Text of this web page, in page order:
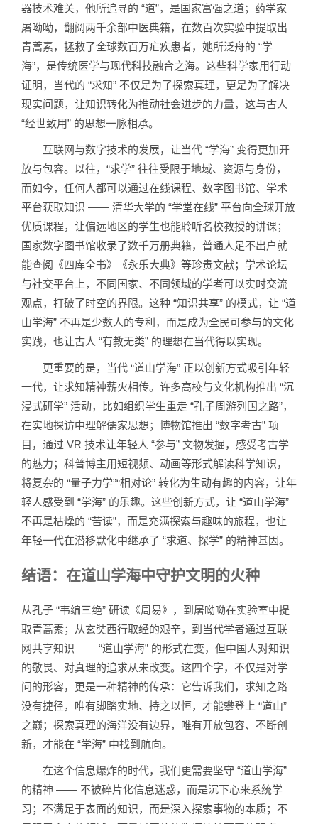
器技术难关，他所追寻的 “道”，是国家富强之道；药学家
屠呦呦，翻阅两千余部中医典籍，在数百次实验中提取出
青蒿素，拯救了全球数百万疟疾患者，她所泛舟的 “学
海”，是传统医学与现代科技融合之海。这些科学家用行动
证明，当代的 “求知” 不仅是为了探索真理，更是为了解决
现实问题，让知识转化为推动社会进步的力量，这与古人
“经世致用” 的思想一脉相承。
互联网与数字技术的发展，让当代 “学海” 变得更加开
放与包容。以往，“求学” 往往受限于地域、资源与身份，
而如今，任何人都可以通过在线课程、数字图书馆、学术
平台获取知识 —— 清华大学的 “学堂在线” 平台向全球开放
优质课程，让偏远地区的学生也能聆听名校教授的讲课；
国家数字图书馆收录了数千万册典籍，普通人足不出户就
能查阅《四库全书》《永乐大典》等珍贵文献；学术论坛
与社交平台上，不同国家、不同领域的学者可以实时交流
观点，打破了时空的界限。这种 “知识共享” 的模式，让 “道
山学海” 不再是少数人的专利，而是成为全民可参与的文化
实践，也让古人 “有教无类” 的理想在当代得以实现。
更重要的是，当代 “道山学海” 正以创新方式吸引年轻
一代，让求知精神薪火相传。许多高校与文化机构推出 “沉
浸式研学” 活动，比如组织学生重走 “孔子周游列国之路”，
在实地探访中理解儒家思想；博物馆推出 “数字考古” 项
目，通过 VR 技术让年轻人 “参与” 文物发掘，感受考古学
的魅力；科普博主用短视频、动画等形式解读科学知识，
将复杂的 “量子力学”“相对论” 转化为生动有趣的内容，让年
轻人感受到 “学海” 的乐趣。这些创新方式，让 “道山学海”
不再是枯燥的 “苦读”，而是充满探索与趣味的旅程，也让
年轻一代在潜移默化中继承了 “求道、探学” 的精神基因。
结语：在道山学海中守护文明的火种
从孔子 “韦编三绝” 研读《周易》，到屠呦呦在实验室中提
取青蒿素；从玄奘西行取经的艰辛，到当代学者通过互联
网共享知识 ——“道山学海” 的形式在变，但中国人对知识
的敬畏、对真理的追求从未改变。这四个字，不仅是对学
问的形容，更是一种精神的传承：它告诉我们，求知之路
没有捷径，唯有脚踏实地、持之以恒，才能攀登上 “道山”
之巅；探索真理的海洋没有边界，唯有开放包容、不断创
新，才能在 “学海” 中找到航向。
在这个信息爆炸的时代，我们更需要坚守 “道山学海”
的精神 —— 不被碎片化信息迷惑，而是沉下心来系统学
习；不满足于表面的知识，而是深入探索事物的本质；不